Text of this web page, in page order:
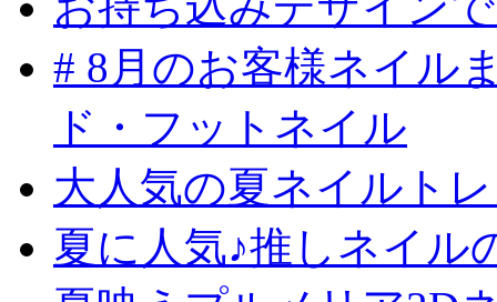
# 8月のお客様ネイル
ド・フットネイル
大人気の夏ネイルト
夏に人気♪推しネイル